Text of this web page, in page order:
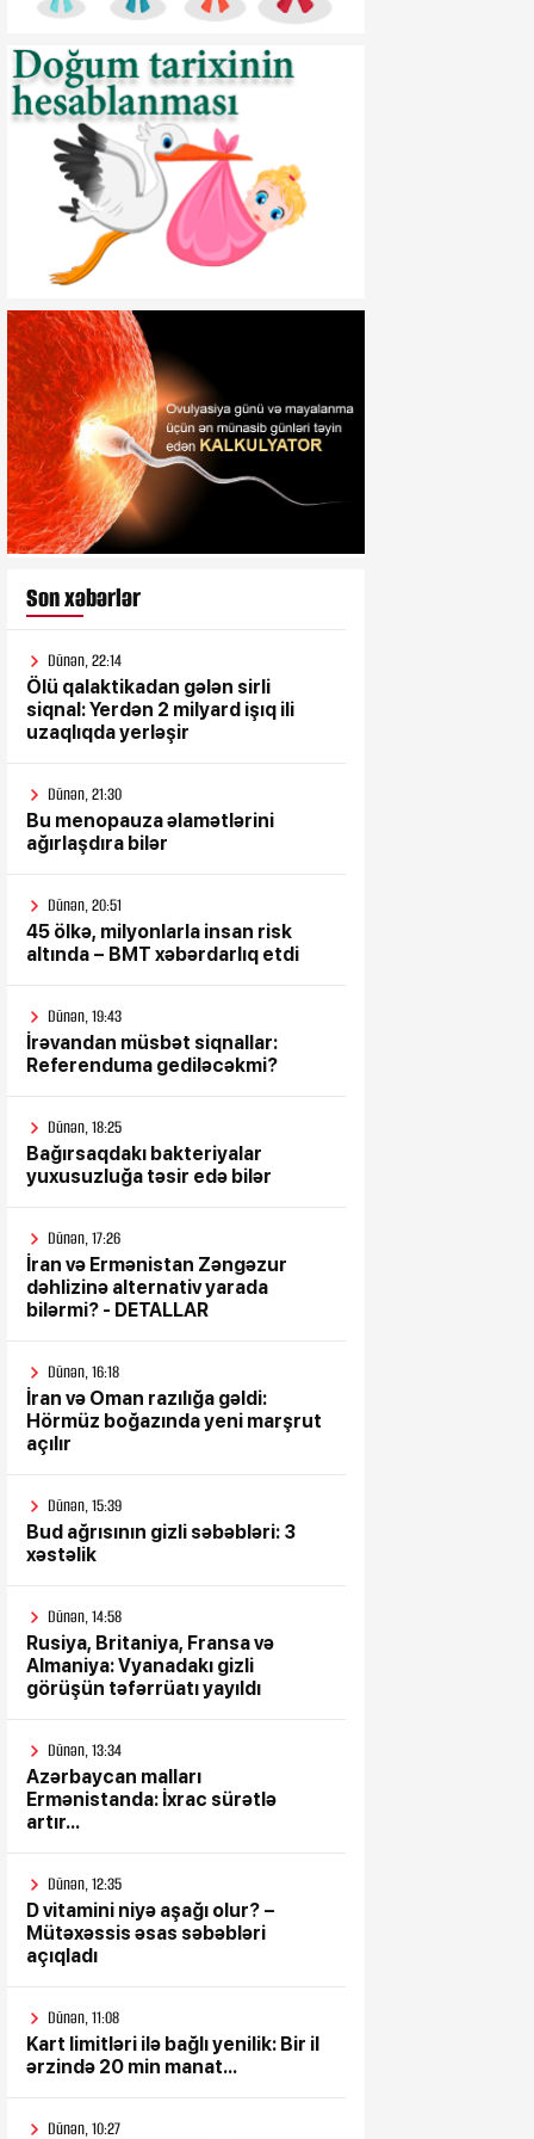
Son xəbərlər
Dünən, 22:14
Ölü qalaktikadan gələn sirli
siqnal: Yerdən 2 milyard işıq ili
uzaqlıqda yerləşir
Dünən, 21:30
Bu menopauza əlamətlərini
ağırlaşdıra bilər
Dünən, 20:51
45 ölkə, milyonlarla insan risk
altında – BMT xəbərdarlıq etdi
Dünən, 19:43
İrəvandan müsbət siqnallar:
Referenduma gediləcəkmi?
Dünən, 18:25
Bağırsaqdakı bakteriyalar
yuxusuzluğa təsir edə bilər
Dünən, 17:26
İran və Ermənistan Zəngəzur
dəhlizinə alternativ yarada
bilərmi? - DETALLAR
Dünən, 16:18
İran və Oman razılığa gəldi:
Hörmüz boğazında yeni marşrut
açılır
Dünən, 15:39
Bud ağrısının gizli səbəbləri: 3
xəstəlik
Dünən, 14:58
Rusiya, Britaniya, Fransa və
Almaniya: Vyanadakı gizli
görüşün təfərrüatı yayıldı
Dünən, 13:34
Azərbaycan malları
Ermənistanda: İxrac sürətlə
artır...
Dünən, 12:35
D vitamini niyə aşağı olur? –
Mütəxəssis əsas səbəbləri
açıqladı
Dünən, 11:08
Kart limitləri ilə bağlı yenilik: Bir il
ərzində 20 min manat...
Dünən, 10:27